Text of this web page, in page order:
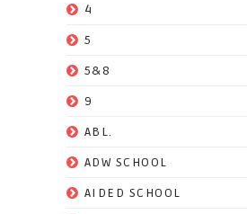
4
5
5&8
9
ABL.
ADW SCHOOL
AIDED SCHOOL